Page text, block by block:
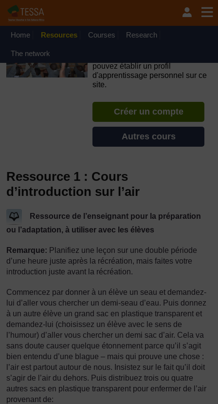
Passer au contenu principal
OpenLearn Create will be unavailable on Wednesday 12
August 2026 from 8am to 10.30am (GMT) due to routine
Home Resources Courses Research
The network
pouvez établir un profil
d'apprentissage personnel sur ce
site.
Créer un compte
Autres cours
Ressource 1 : Cours
d’introduction sur l’air
Ressource de l’enseignant pour la préparation
ou l’adaptation, à utiliser avec les élèves
Remarque: Planifiez une leçon sur une double période
d’une heure juste après la récréation, mais faites votre
introduction juste avant la récréation.
Commencez par donner à un élève un seau et demandez-
lui d’aller vous chercher un demi-seau d’eau. Puis donnez
à un autre élève un grand sac en plastique transparent et
demandez-lui (choisissez un élève avec le sens de
l’humour) d’aller vous chercher un demi sac d’air. Cela va
sans doute causer quelque étonnement parce qu’il s’agit
bien entendu d’une blague – mais qui prouve une chose :
l’air est partout autour de nous. Insistez sur le fait qu’il doit
s’agir de l’air du dehors. Puis distribuez trois ou quatre
autres sacs en plastique transparent pour enfermer de l’air
provenant de: